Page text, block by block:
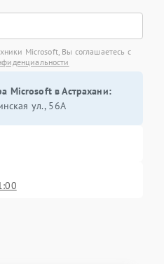
Microsoft, Вы соглашаетесь с
Microsoft в Астрахани:
ул., 56А